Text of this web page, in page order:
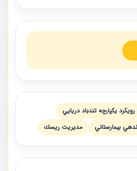
رويكرد يكپارچه تندباد دريايي
بيمارستاني مديريت ريسك